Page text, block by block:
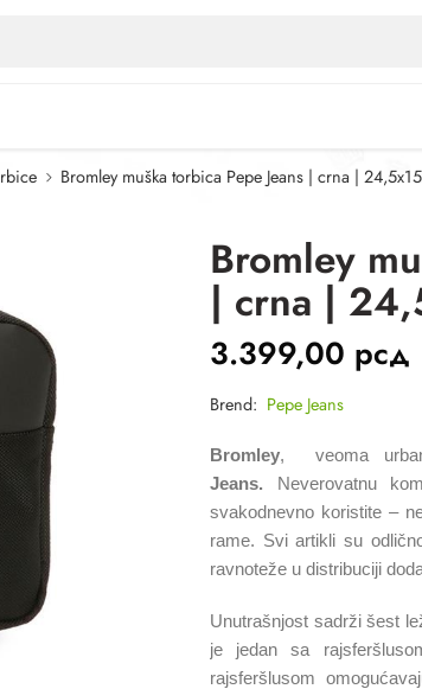
Bromley muška torbica Pepe Jeans | crna |
Bromley
| crna |
3.399,00 рсд
Brend: Pepe Jeans
Bromley, veoma
Jeans.
Neverovatnu
svakodnevno koristite –
rame. Svi artikli su
ravnoteže u distribuciji
Unutrašnjost sadrži šest
je jedan sa
rajsferšlusom